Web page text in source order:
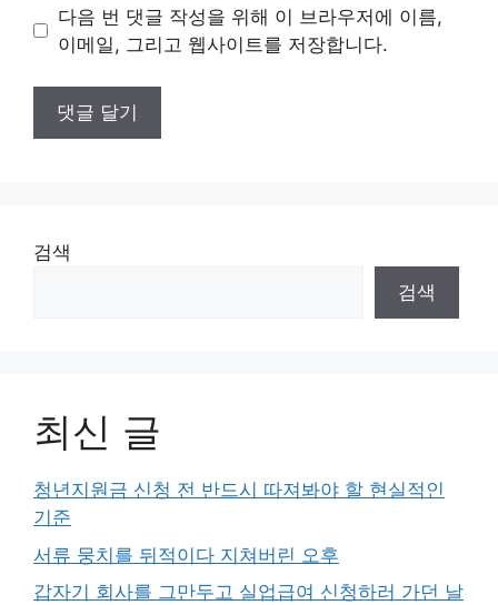
트
다음 번 댓글 작성을 위해 이 브라우저에 이름,
이메일, 그리고 웹사이트를 저장합니다.
검색
검색
최신 글
청년지원금 신청 전 반드시 따져봐야 할 현실적인
기준
서류 뭉치를 뒤적이다 지쳐버린 오후
갑자기 회사를 그만두고 실업급여 신청하러 가던 날